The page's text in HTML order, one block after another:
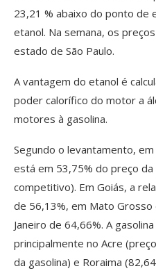
23,21 % abaixo do ponto de
etanol. Na semana, os
estado de São Paulo.
A vantagem do etanol é
poder calorífico do motor a
motores à gasolina.
Segundo o levantamento,
está em 53,75% do preço
competitivo). Em Goiás, a
de 56,13%, em Mato Grosso
Janeiro de 64,66%. A
principalmente no Acre
da gasolina) e Roraima